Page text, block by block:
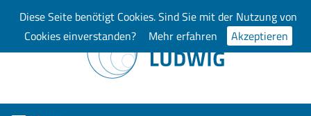
Diese Seite benötigt Cookies. Sind Sie mit der Nutzung von
Cookies einverstanden?
Mehr erfahren Akzeptieren